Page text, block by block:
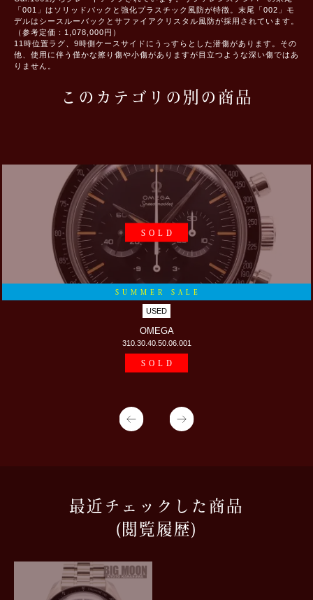
「001」はソリッドバックと強化プラスチック風防が特徴。末尾「002」モ
デルはシースルーバックとサファイアクリスタル風防が採用されています。
（参考定価：1,078,000円）
11時位置ラグ、9時側ケースサイドにうっすらとした潜傷があります。その
他、使用に伴う僅かな擦り傷や小傷がありますが目立つような深い傷ではあ
りません。
このカテゴリの別の商品
SUMMER SALE
SOLD
USED
OMEGA
310.30.40.50.06.001
SOLD
最近チェックした商品
(閲覧履歴)